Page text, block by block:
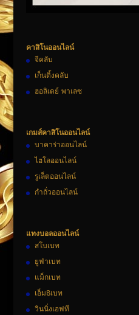
คาสิโนออนไลน์
จีคลับ
เก็นติ้งคลับ
ฮอลิเดย์ พาเลซ
เกมส์คาสิโนออนไลน์
บาคาร่าออนไลน์
ไฮโลออนไลน์
รูเล็ตออนไลน์
กำถั่วออนไลน์
แทงบอลออนไลน์
สโบเบท
ยูฟ่าเบท
แม็กเบท
เอ็ม8เบท
วินนิ่งเอฟที